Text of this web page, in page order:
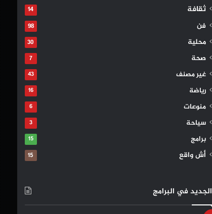
ثقافة 14
فن 98
محلية 30
صحة 7
غير مصنف 43
رياضة 16
منوعات 6
سياحة 3
برامج 15
أش واقع 15
الجديد في البرامج